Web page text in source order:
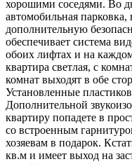
хорошими соседями. Во
автомобильная
дополнительную
обеспечивает система
обоих лифтах и на
квартира светлая, с
комнат выходят в обе
Установленные
Дополнительной
квартиру попадете в
со встроенным
хозяевам в подарок.
кв.м и имеет выход на